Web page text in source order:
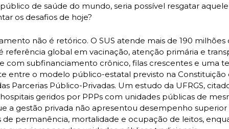
de saúde do mundo, seria possível resgatar
os desafios de hoje?
não é retórico. O SUS atende mais de 190 milhões
referência global em vacinação, atenção primária e
com subfinanciamento crônico, filas crescentes e uma
entre o modelo público-estatal previsto na Constituição
Parcerias Público-Privadas. Um estudo da UFRGS,
geridos por PPPs com unidades públicas de
a gestão privada não apresentou desempenho superior
de permanência, mortalidade e ocupação de leitos,